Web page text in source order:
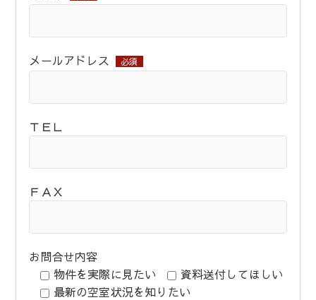
メールアドレス 必須
ＴＥＬ
ＦＡＸ
お問合せ内容
物件を実際に見たい
資料送付してほしい
最新の空室状況を知りたい